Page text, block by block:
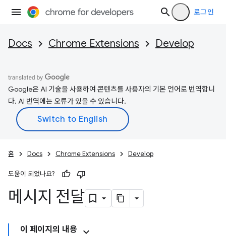
로그인
Docs Chrome Extensions Develop
Google은 AI 기술을 사용하여 콘텐츠를 사용자의 기본 언어로 번역합니
다. AI 번역에는 오류가 있을 수 있습니다.
홈 Docs Chrome Extensions Develop
도움이 되었나요?
메시지 전달
이 페이지의 내용